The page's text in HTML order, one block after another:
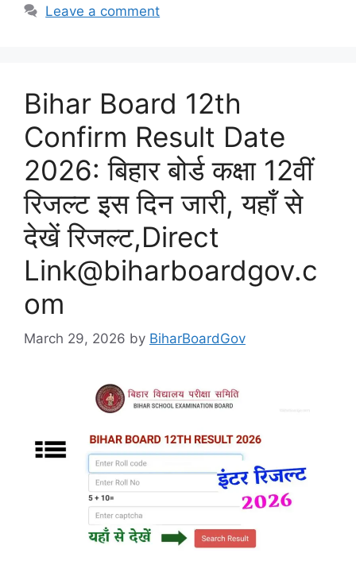
Leave a comment
Bihar Board 12th
Confirm Result Date
2026: बिहार बोर्ड कक्षा 12वीं
रिजल्ट इस दिन जारी, यहाँ से
देखें रिजल्ट,Direct
Link@biharboardgov.c
om
March 29, 2026 by BiharBoardGov